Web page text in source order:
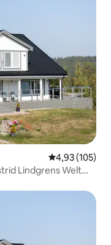
4,93 (105)
Lindgrens Welt